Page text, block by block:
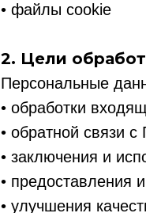
• файлы cookie
2. Цели
Персональные
• обработки
• обратной связи
• заключения и
• предоставления
• улучшения